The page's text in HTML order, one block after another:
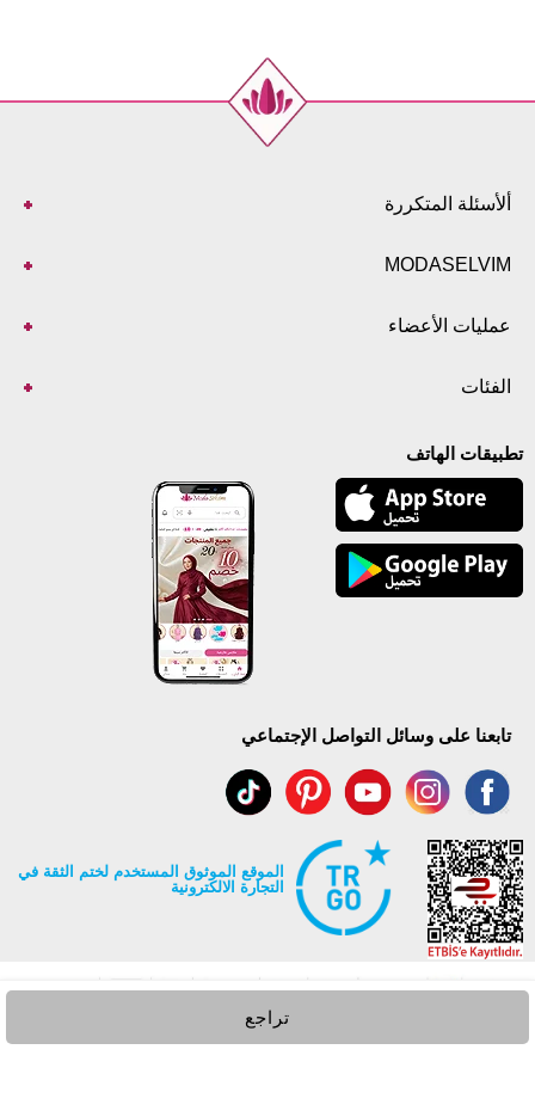
تراجع
ألأسئلة المتكررة
MODASELVIM
عمليات الأعضاء
الفئات
تطبيقات الهاتف
تابعنا على وسائل التواصل الإجتماعي
الموقع الموثوق المستخدم لختم الثقة في
التجارة الالكترونية